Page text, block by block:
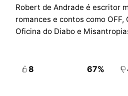
Robert de Andrade é escritor
romances e contos como OFF,
Oficina do Diabo e
8 67%